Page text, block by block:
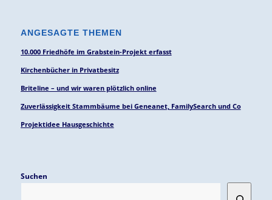
ANGESAGTE THEMEN
10.000 Friedhöfe im Grabstein-Projekt erfasst
Kirchenbücher in Privatbesitz
Briteline – und wir waren plötzlich online
Zuverlässigkeit Stammbäume bei Geneanet, FamilySearch und Co
Projektidee Hausgeschichte
Suchen